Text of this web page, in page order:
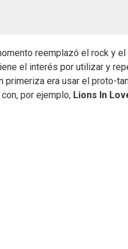
reemplazó el rock y
el interés por utilizar y
primeriza era usar el proto-
por ejemplo, Lions In